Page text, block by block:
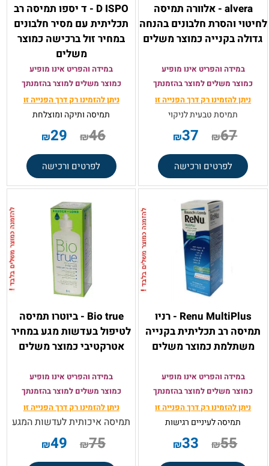
alvera - אלוורה תמיסה
לחיטוי והסרת חלבונים בהנחה
גדולה בקנייה כמוצר משלים
במידה והפריט אינו מופיע
כמוצר משלים למוצר בהזמנתך
ניתן להזמינו רק דרך הפנייה זו
תמיסת טבעית לניקוי
₪67
₪37
לפרטים ורכישה
D ISPO - ד יספו תמיסה רב
תכליתית עם מסיר חלבונים
במחיר זול ברכישה כמוצר
משלים
במידה והפריט אינו מופיע
כמוצר משלים למוצר בהזמנתך
ניתן להזמינו רק דרך הפנייה זו
תמיסה ותיקה ומוצלחת
₪46
₪29
לפרטים ורכישה
Renu MultiPlus - רניו
תמיסה רב תכליתית בקנייה
משתלמת כמוצר משלים
במידה והפריט אינו מופיע
כמוצר משלים למוצר בהזמנתך
ניתן להזמינו רק דרך הפנייה זו
תמיסהלעיניים רגישות
₪55
₪33
Bio true - ביוטרו תמיסה
לטיפול בעדשות מגע במחיר
אטרקטיבי כמוצר משלים
במידה והפריט אינו מופיע
כמוצר משלים למוצר בהזמנתך
ניתן להזמינו רק דרך הפנייה זו
תמיסה איכותית לעדשות המגע
₪75
₪49